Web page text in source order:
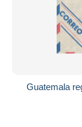
Guatemala